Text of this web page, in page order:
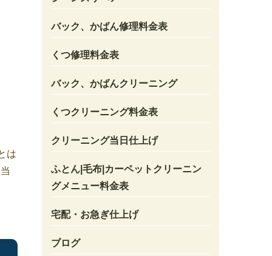
バック、かばん修理料金表
くつ修理料金表
バック、かばんクリーニング
くつクリーニング料金表
クリーニング当日仕上げ
ふとん|毛布|カーペットクリーニン
グメニュー料金表
宅配・お急ぎ仕上げ
ブログ
は